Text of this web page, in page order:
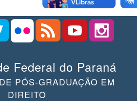
Federal do Paraná
PÓS-GRADUAÇÃO EM
DIREITO